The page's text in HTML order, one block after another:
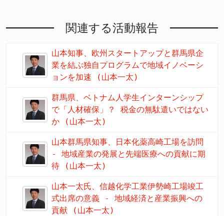
関連する活動報告
山本知事、欧州スタートアップと群馬県企
業を結ぶ独自プログラムで地域イノベーシ
ョンを加速 (山本一太)
群馬県、ベトナム人学生インターンシップ
で「人材確保」？ 税金の無駄遣いではない
か (山本一太)
山本群馬県知事、日本化薬高崎工場を訪問
- 地域産業の発展と先端医療への貢献に期
待 (山本一太)
山本一太氏、信越化学工業伊勢崎工場竣工
式出席の意義 - 地域経済と産業振興への
貢献 (山本一太)